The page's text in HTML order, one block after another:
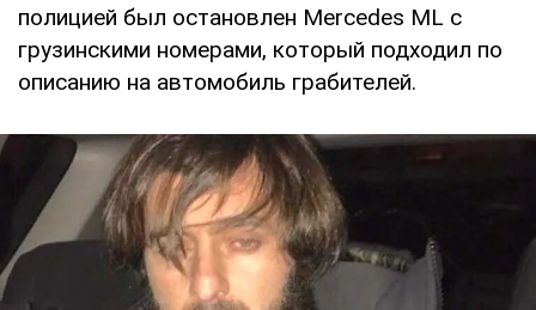
полицией был остановлен Mercedes ML с
грузинскими номерами, который подходил по
описанию на автомобиль грабителей.